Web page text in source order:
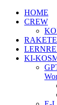
HOME
CREW
KI-